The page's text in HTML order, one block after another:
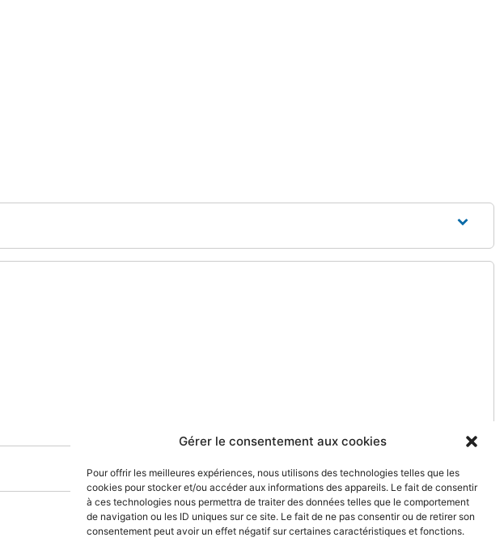
Gérer le consentement aux cookies
Pour offrir les meilleures expériences, nous utilisons des technologies telles que les
cookies pour stocker et/ou accéder aux informations des appareils. Le fait de consentir
à ces technologies nous permettra de traiter des données telles que le comportement
de navigation ou les ID uniques sur ce site. Le fait de ne pas consentir ou de retirer son
consentement peut avoir un effet négatif sur certaines caractéristiques et fonctions.